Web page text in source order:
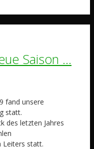
Saison …
fand unsere
statt.
des letzten Jahres
Leiters statt.